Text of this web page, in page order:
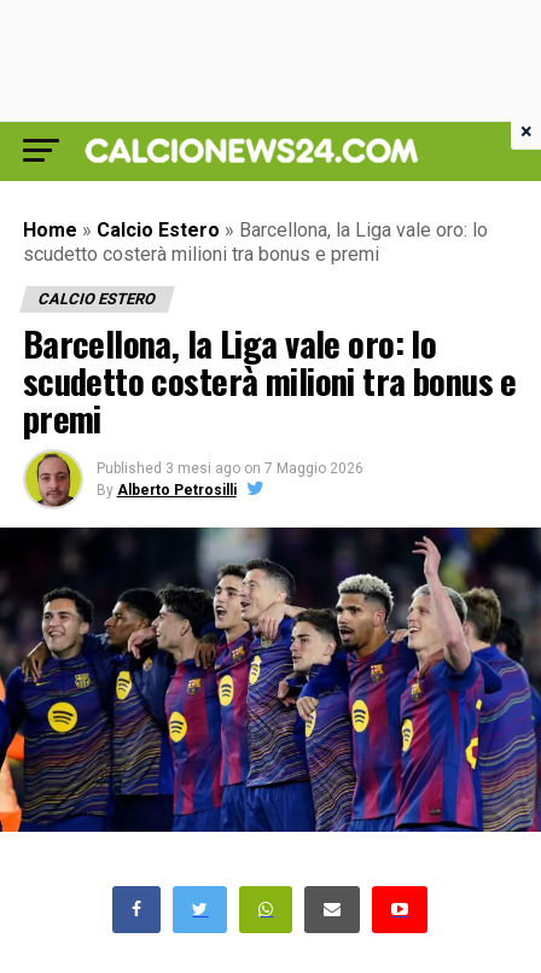
Home » Calcio Estero » Barcellona, la Liga vale oro: lo
scudetto costerà milioni tra bonus e premi
CALCIO ESTERO
Barcellona, la Liga vale oro: lo
scudetto costerà milioni tra bonus e
premi
Published 3 mesi ago on 7 Maggio 2026
By Alberto Petrosilli
×